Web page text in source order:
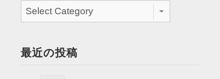
最近の投稿